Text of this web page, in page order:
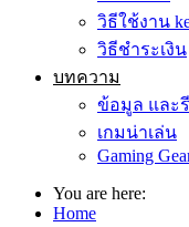
วิธีใช้งาน
วิธีชำระเงิน
บทความ
ข้อมูล และ
เกมน่าเล่น
Gaming
You are here:
Home